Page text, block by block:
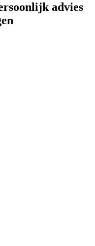
advies